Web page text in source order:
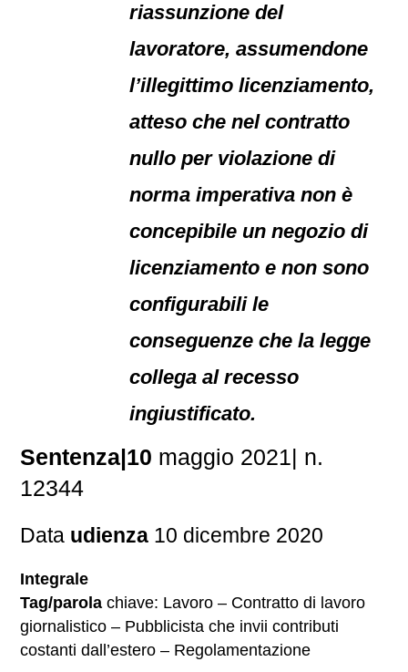
riassunzione del
lavoratore, assumendone
l’illegittimo licenziamento,
atteso che nel contratto
nullo per violazione di
norma imperativa non è
concepibile un negozio di
licenziamento e non sono
configurabili le
conseguenze che la legge
collega al recesso
ingiustificato.
Sentenza|10 maggio 2021| n.
12344
Data udienza 10 dicembre 2020
Integrale
Tag/parola chiave: Lavoro – Contratto di lavoro
giornalistico – Pubblicista che invii contributi
costanti dall’estero – Regolamentazione